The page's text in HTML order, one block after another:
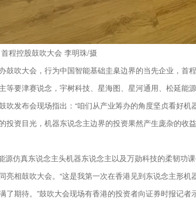
程控股鼓吹大会 李明珠/摄
鼓吹大会，行为中国智能基础圭臬边界的当先企业，
要津赛说念，宇树科技、星海图、星河通用、松延能
吹发布会现场指出：“咱们从产业筹办的角度坚贞看好
投资目光，机器东说念主边界的投资果然产生庞杂的
源仿真东说念主头机器东说念主以及万勋科技的柔韧
相鼓吹大会。“这是我第一次在香港见到东说念主形
期待。”鼓吹大会现场有香港的投资者向证券时报记者示